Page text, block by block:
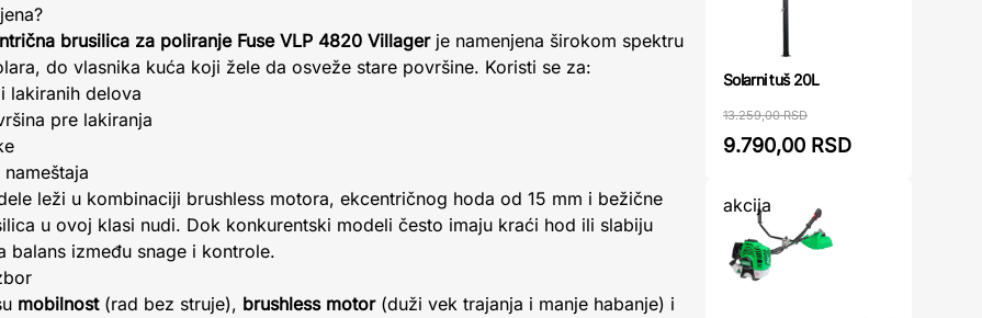
brusilica za poliranje Fuse VLP 4820 Villagerje namenjena širokom spektru
do vlasnika kuća koji žele da osveže stare površine. Koristi se za:
lakiranih delova
pre lakiranja
leži u kombinaciji brushless motora, ekcentričnog hoda od 15 mm i bežične
u ovoj klasi nudi. Dok konkurentski modeli često imaju kraći hod ili slabiju
balans između snage i kontrole.
mobilnost(rad bez struje), brushless motor(duži vek trajanja i manje habanje) i
Solarni tuš 20L
13.259,00 RSD
9.790,00 RSD
akcija